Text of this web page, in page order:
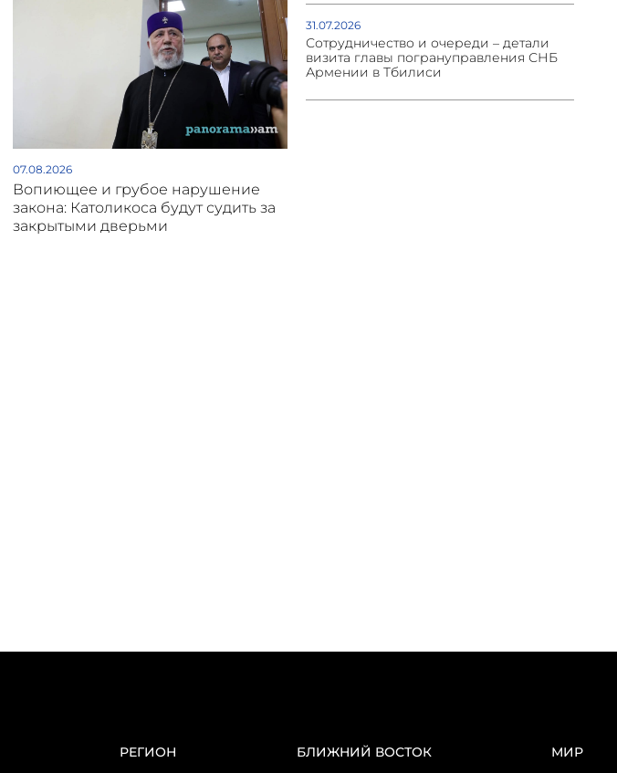
07.08.2026
Вопиющее и грубое нарушение
закона: Католикоса будут судить за
закрытыми дверьми
31.07.2026
Сотрудничество и очереди – детали
визита главы погрануправления СНБ
Армении в Тбилиси
РЕГИОН БЛИЖНИЙ ВОСТОК МИР